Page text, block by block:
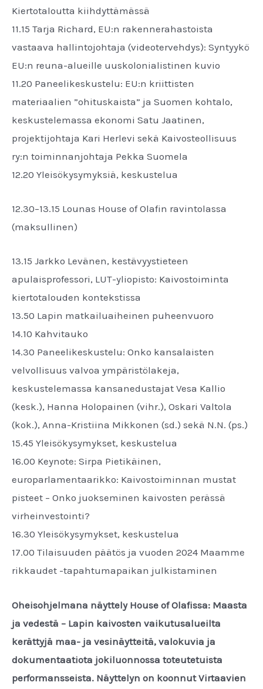
Kiertotaloutta kiihdyttämässä
11.15 Tarja Richard, EU:n rakennerahastoista
vastaava hallintojohtaja (videotervehdys): Syntyykö
EU:n reuna-alueille uuskolonialistinen kuvio
11.20 Paneelikeskustelu: EU:n kriittisten
materiaalien ”ohituskaista” ja Suomen kohtalo,
keskustelemassa ekonomi Satu Jaatinen,
projektijohtaja Kari Herlevi sekä Kaivosteollisuus
ry:n toiminnanjohtaja Pekka Suomela
12.20 Yleisökysymyksiä, keskustelua
12.30–13.15 Lounas House of Olafin ravintolassa
(maksullinen)
13.15 Jarkko Levänen, kestävyystieteen
apulaisprofessori, LUT-yliopisto: Kaivostoiminta
kiertotalouden kontekstissa
13.50 Lapin matkailuaiheinen puheenvuoro
14.10 Kahvitauko
14.30 Paneelikeskustelu: Onko kansalaisten
velvollisuus valvoa ympäristölakeja,
keskustelemassa kansanedustajat Vesa Kallio
(kesk.), Hanna Holopainen (vihr.), Oskari Valtola
(kok.), Anna-Kristiina Mikkonen (sd.) sekä N.N. (ps.)
15.45 Yleisökysymykset, keskustelua
16.00 Keynote: Sirpa Pietikäinen,
europarlamentaarikko: Kaivostoiminnan mustat
pisteet – Onko juokseminen kaivosten perässä
virheinvestointi?
16.30 Yleisökysymykset, keskustelua
17.00 Tilaisuuden päätös ja vuoden 2024 Maamme
rikkaudet -tapahtumapaikan julkistaminen
Oheisohjelmana näyttely House of Olafissa: Maasta
ja vedestä – Lapin kaivosten vaikutusalueilta
kerättyjä maa- ja vesinäytteitä, valokuvia ja
dokumentaatiota jokiluonnossa toteutetuista
performansseista. Näyttelyn on koonnut Virtaavien